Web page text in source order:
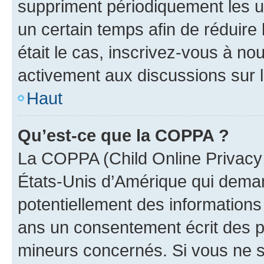
suppriment périodiquement les
un certain temps afin de
était le cas, inscrivez-vous à
activement aux discussions sur
Haut
Qu’est-ce que la COPPA ?
La COPPA (Child Online
États-Unis d’Amérique qui
potentiellement des
ans un consentement écrit des
mineurs concernés. Si vous ne